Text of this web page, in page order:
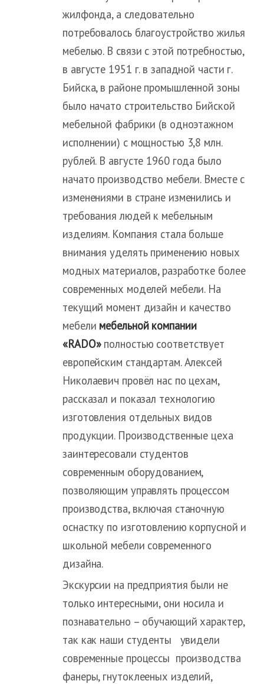
жилфонда, а следовательно
потребовалось благоустройство жилья
мебелью. В связи с этой потребностью,
в августе 1951 г. в западной части г.
Бийска, в районе промышленной зоны
было начато строительство Бийской
мебельной фабрики (в одноэтажном
исполнении) с мощностью 3,8 млн.
рублей. В августе 1960 года было
начато производство мебели. Вместе с
изменениями в стране изменились и
требования людей к мебельным
изделиям. Компания стала больше
внимания уделять применению новых
модных материалов, разработке более
современных моделей мебели. На
текущий момент дизайн и качество
мебели мебельной компании
«RADO»полностью соответствует
европейским стандартам. Алексей
Николаевич провёл нас по цехам,
рассказал и показал технологию
изготовления отдельных видов
продукции. Производственные цеха
заинтересовали студентов
современным оборудованием,
позволяющим управлять процессом
производства, включая станочную
оснастку по изготовлению корпусной и
школьной мебели современного
дизайна.
Экскурсии на предприятия были не
только интересными, они носила и
познавательно – обучающий характер,
так как наши студенты увидели
современные процессы производства
фанеры, гнутоклееных изделий,